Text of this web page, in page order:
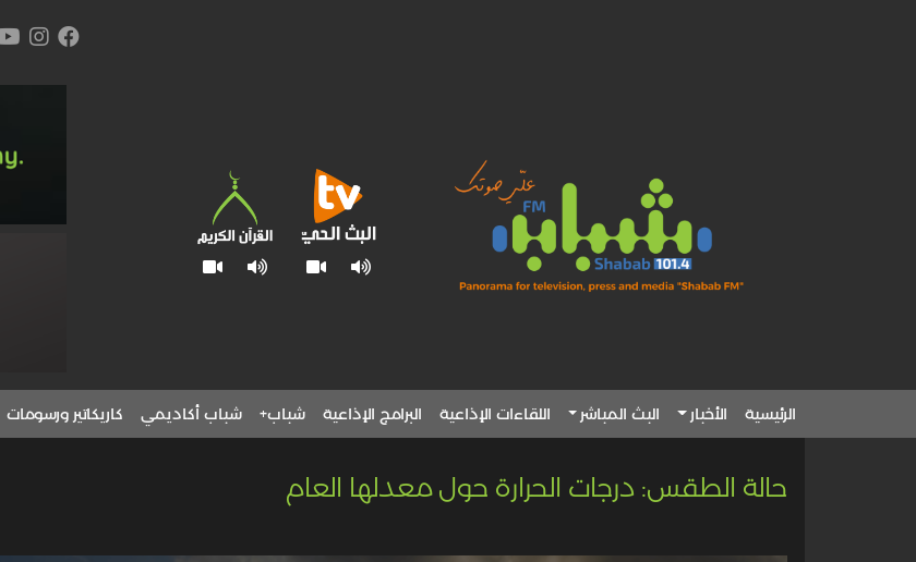
الرئيسية الأخبار البث المباشر اللقاءات الإذاعية البرامج الإذاعية شباب+ شباب أكاديمي كاريكاتير ورسومات
حالة الطقس: درجات الحرارة حول معدلها العام